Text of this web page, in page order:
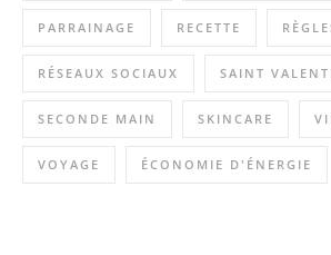
PARRAINAGE RECETTE
RÉSEAUX SOCIAUX SAINT
SECONDE MAIN SKINCARE
VOYAGE ÉCONOMIE D'ÉNERGIE